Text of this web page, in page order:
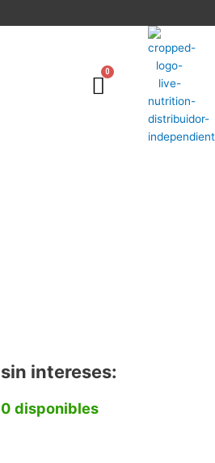
Cart
intereses:
disponibles